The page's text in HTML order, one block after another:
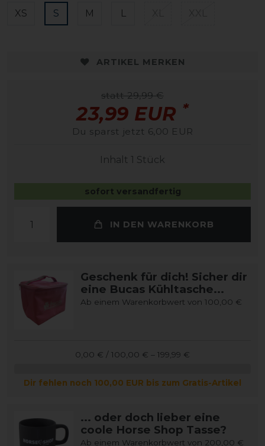
XS S M L
ARTIKEL MERKEN
statt 29,99 €
23,99 EUR *
Du sparst jetzt 6,00 EUR
Inhalt 1 Stück
sofort versandfertig
IN DEN WARENKORB
Geschenk für dich! Sicher dir
eine Bucas Kühltasche...
Ab einem Warenkorbwert von 100,00 €
0,00 € / 100,00 € – 199,99 €
Dir fehlen noch 100,00 EUR bis zum Gratis-Artikel
... oder doch lieber eine
coole Horse Shop Tasse?
Ab einem Warenkorbwert von 200,00 €